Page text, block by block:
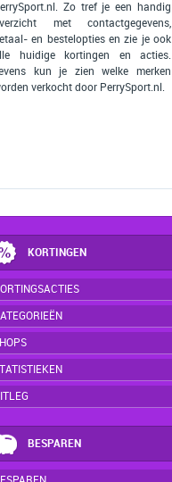
3
Zo tref je een handig
met contactgegevens,
en bestelopties en zie je ook
huidige kortingen en acties.
kun je zien welke merken
verkocht door PerrySport.nl.
KORTINGEN
BESPAREN